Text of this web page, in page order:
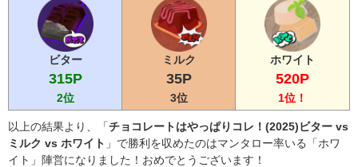
ビター
315P
2位
ミルク
35P
3位
ホワイト
520P
1位！
以上の結果より、「チョコレートはやっぱりコレ！(2025)ビター vs
ミルク vs ホワイト 」で勝利を収めたのはマンタロー率いる「ホワ
イト」陣営になりました！おめでとうございます！